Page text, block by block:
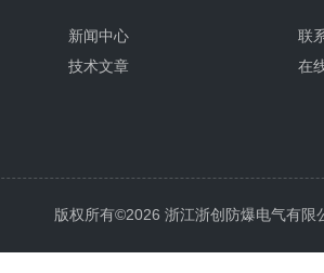
新闻中心
技术文章
联
在
版权所有©2026 浙江浙创防爆电气有